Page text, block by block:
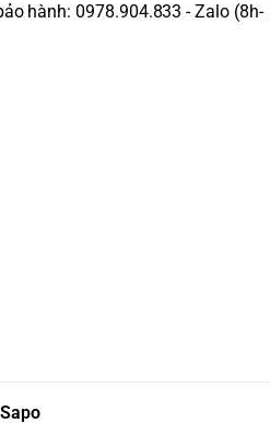
hành: 0978.904.833 - Zalo (8h-
Sapo